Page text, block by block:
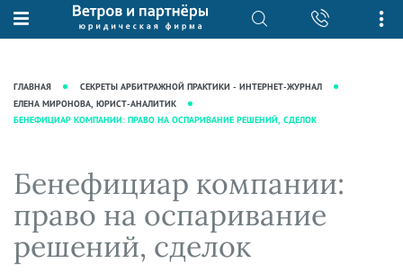
О нас
Рекомендации
фирмы
Кейсы
Вакансии
Юридические услуги
Интеллектуальная собственность
Сопровождение бизнеса
Ведение уголовных дел
Защита активов
База знаний
Журнал "Секреты арбитражной
практики"
Статьи
Аудиоподкасты
Видеоподкасты
Справочная
ГЛАВНАЯ
СЕКРЕТЫ АРБИТРАЖНОЙ ПРАКТИКИ - ИНТЕРНЕТ-ЖУРНАЛ
ЕЛЕНА МИРОНОВА, ЮРИСТ-АНАЛИТИК
БЕНЕФИЦИАР КОМПАНИИ: ПРАВО НА ОСПАРИВАНИЕ РЕШЕНИЙ, СДЕЛОК
Бенефициар компании:
право на оспаривание
решений, сделок